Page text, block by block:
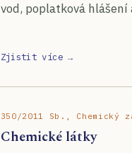
vod, poplatková hlášení
Zjistit více →
350/2011 Sb., Chemický
Chemické látky